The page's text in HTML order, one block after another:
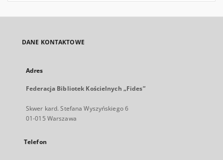
DANE KONTAKTOWE
Adres
Federacja Bibliotek Kościelnych „Fides”
Skwer kard. Stefana Wyszyńskiego 6
01-015 Warszawa
Telefon